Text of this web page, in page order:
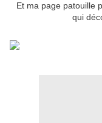
Et ma page patouille
qui